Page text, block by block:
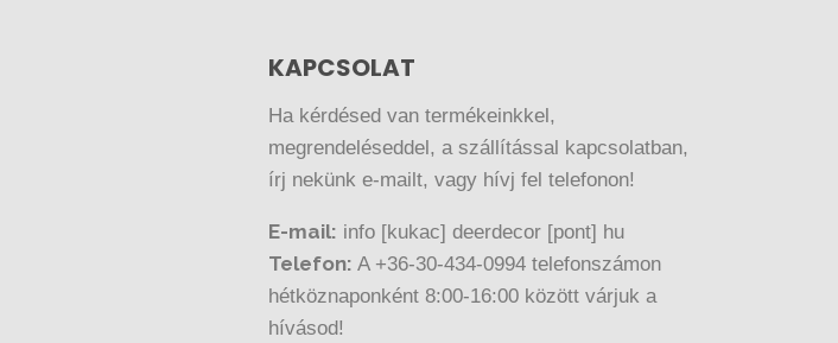
KAPCSOLAT
Ha kérdésed van termékeinkkel,
megrendeléseddel, a szállítással kapcsolatban,
írj nekünk e-mailt, vagy hívj fel telefonon!
E-mail: info [kukac] deerdecor [pont] hu
Telefon: A +36-30-434-0994 telefonszámon
hétköznaponként 8:00-16:00 között várjuk a
hívásod!